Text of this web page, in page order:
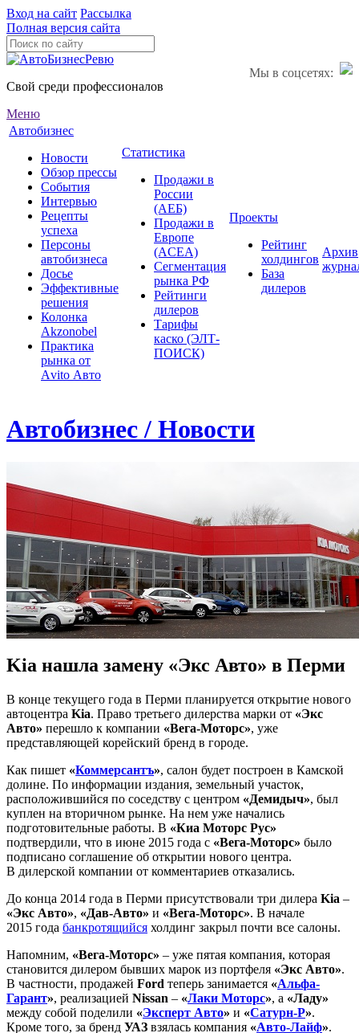
Вход на сайт Рассылка
Полная версия сайта
Мы в соцсетях:
Свой среди профессионалов
Меню
Автобизнес
Новости
Обзор прессы
События
Интервью
Рецепты
успеха
Персоны
автобизнеса
Досье
Эффективные
решения
Колонка
Akzonobel
Практика
рынка от
Аvito Авто
Статистика
Продажи в
России
(АЕБ)
Продажи в
Европе
(ACEA)
Сегментация
рынка РФ
Рейтинги
дилеров
Тарифы
каско (ЭЛТ-
ПОИСК)
Проекты
Рейтинг
холдингов
База
дилеров
Архив
Автобизнес / Новости
Kia нашла замену «Экс Авто» в Перми
В конце текущего года в Перми планируется открытие нового
автоцентра Kia. Право третьего дилерства марки от «Экс
Авто» перешло к компании «Вега-Моторс», уже
представляющей корейский бренд в городе.
Как пишет «Коммерсантъ», салон будет построен в Камской
долине. По информации издания, земельный участок,
расположившийся по соседству с центром «Демидыч», был
куплен на вторичном рынке. На нем уже начались
подготовительные работы. В «Киа Моторс Рус»
подтвердили, что в июне 2015 года с «Вега-Моторс» было
подписано соглашение об открытии нового центра.
В дилерской компании от комментариев отказались.
До конца 2014 года в Перми присутствовали три дилера Kia –
«Экс Авто», «Дав-Авто» и «Вега-Моторс». В начале
2015 года банкротящийся холдинг закрыл почти все салоны.
Напомним, «Вега-Моторс» – уже пятая компания, которая
становится дилером бывших марок из портфеля «Экс Авто».
В частности, продажей Ford теперь занимается «Альфа-
Гарант», реализацией Nissan – «Лаки Моторс», а «Ладу»
между собой поделили «Эксперт Авто» и «Сатурн-Р».
Кроме того, за бренд УАЗ взялась компания «Авто-Лайф».